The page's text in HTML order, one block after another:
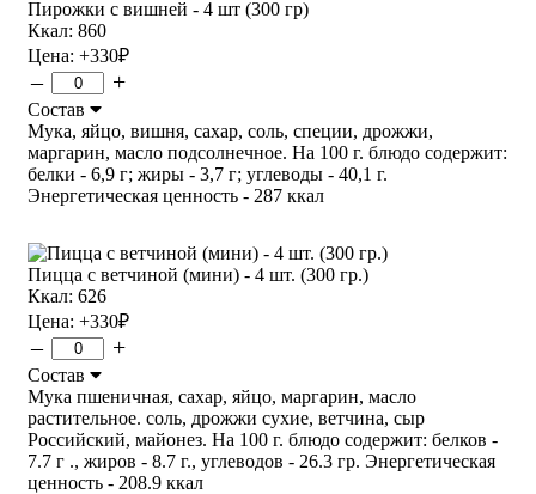
Пирожки с вишней - 4 шт (300 гр)
Ккал: 860
Цена: +330₽
– +
Состав
Мука, яйцо, вишня, сахар, соль, специи, дрожжи,
маргарин, масло подсолнечное. На 100 г. блюдо содержит:
белки - 6,9 г; жиры - 3,7 г; углеводы - 40,1 г.
Энергетическая ценность - 287 ккал
Пицца с ветчиной (мини) - 4 шт. (300 гр.)
Ккал: 626
Цена: +330₽
– +
Состав
Мука пшеничная, сахар, яйцо, маргарин, масло
растительное. соль, дрожжи сухие, ветчина, сыр
Российский, майонез. На 100 г. блюдо содержит: белков -
7.7 г ., жиров - 8.7 г., углеводов - 26.3 гр. Энергетическая
ценность - 208.9 ккал